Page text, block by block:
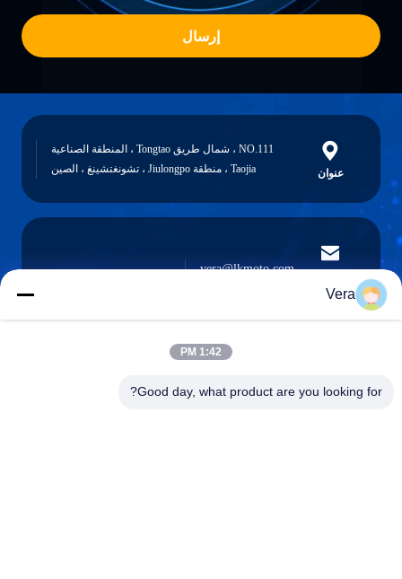
إرسال
عنوان
NO.111 ، شمال طريق Tongtao ، المنطقة الصناعية
Taojia ، منطقة Jiulongpo ، تشونغتشينغ ، الصين
الإلكتروني
vera@lkmoto.com
هاتف
Vera
1:42 PM
Good day, what product are you looking for?